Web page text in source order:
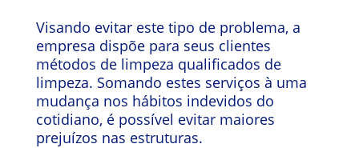
Visando evitar este tipo de problema, a
empresa dispõe para seus clientes
métodos de limpeza qualificados de
limpeza. Somando estes serviços à uma
mudança nos hábitos indevidos do
cotidiano, é possível evitar maiores
prejuízos nas estruturas.